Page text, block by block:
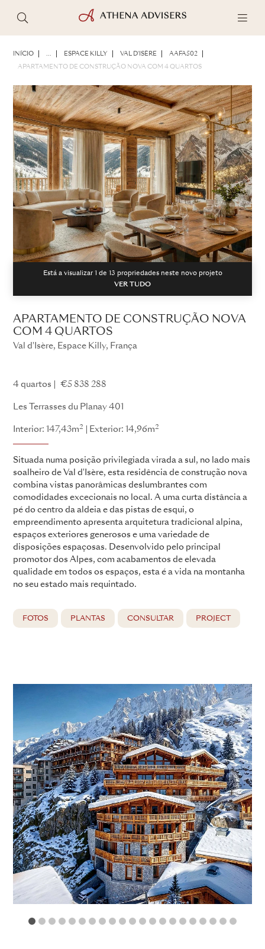
INÍCIO ... ESPACE KILLY VAL D'ISÈRE AAFA502
APARTAMENTO DE CONSTRUÇÃO NOVA COM 4 QUARTOS
Está a visualizar 1 de 13 propriedades neste novo projeto
VER TUDO
APARTAMENTO DE CONSTRUÇÃO NOVA
COM 4 QUARTOS
Val d'Isère, Espace Killy, França
4 quartos €5 838 288
Les Terrasses du Planay 401
Interior: 147,43m2 Exterior: 14,96m2
Situada numa posição privilegiada virada a sul, no lado mais
soalheiro de Val d'Isère, esta residência de construção nova
combina vistas panorâmicas deslumbrantes com
comodidades excecionais no local. A uma curta distância a
pé do centro da aldeia e das pistas de esqui, o
empreendimento apresenta arquitetura tradicional alpina,
espaços exteriores generosos e uma variedade de
disposições espaçosas. Desenvolvido pelo principal
promotor dos Alpes, com acabamentos de elevada
qualidade em todos os espaços, esta é a vida na montanha
no seu estado mais requintado.
FOTOS PLANTAS CONSULTAR PROJECT
1 2 3 4 5 6 7 8 9 1011 12131415161718